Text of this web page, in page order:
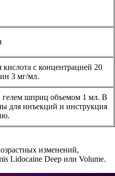
кислота с концентрацией 20
3 мг/мл.
гелем шприц объемом 1 мл. В
для инъекций и инструкция
изменений,
Lidocaine Deep или Volume.